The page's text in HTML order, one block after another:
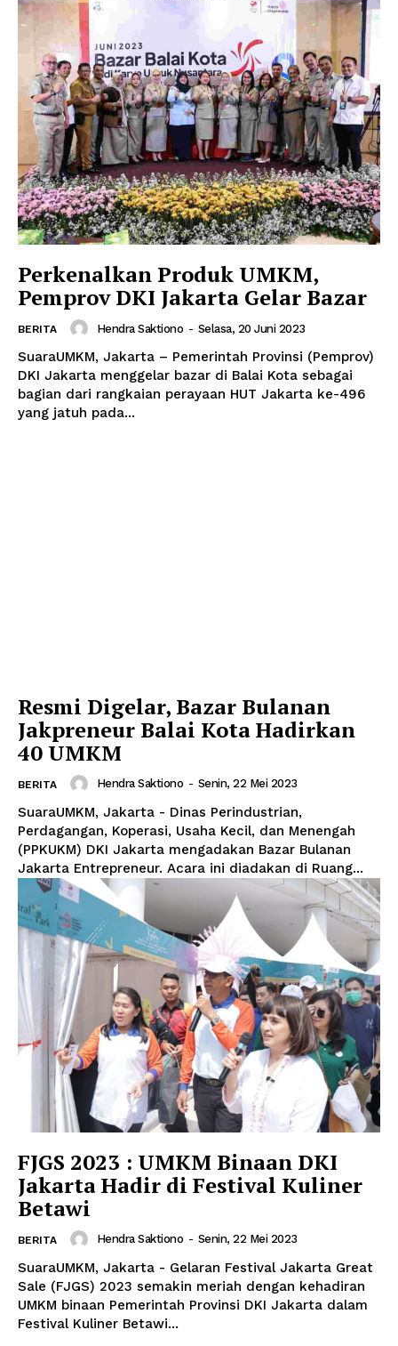
Perkenalkan Produk UMKM,
Pemprov DKI Jakarta Gelar Bazar
BERITA Hendra Saktiono - Selasa, 20 Juni 2023
SuaraUMKM, Jakarta – Pemerintah Provinsi (Pemprov)
DKI Jakarta menggelar bazar di Balai Kota sebagai
bagian dari rangkaian perayaan HUT Jakarta ke-496
yang jatuh pada...
Resmi Digelar, Bazar Bulanan
Jakpreneur Balai Kota Hadirkan
40 UMKM
BERITA Hendra Saktiono - Senin, 22 Mei 2023
SuaraUMKM, Jakarta - Dinas Perindustrian,
Perdagangan, Koperasi, Usaha Kecil, dan Menengah
(PPKUKM) DKI Jakarta mengadakan Bazar Bulanan
Jakarta Entrepreneur. Acara ini diadakan di Ruang...
FJGS 2023 : UMKM Binaan DKI
Jakarta Hadir di Festival Kuliner
Betawi
BERITA Hendra Saktiono - Senin, 22 Mei 2023
SuaraUMKM, Jakarta - Gelaran Festival Jakarta Great
Sale (FJGS) 2023 semakin meriah dengan kehadiran
UMKM binaan Pemerintah Provinsi DKI Jakarta dalam
Festival Kuliner Betawi...